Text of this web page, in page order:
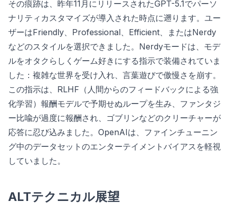
その痕跡は、昨年11月にリリースされたGPT-5.1でパーソ
ナリティカスタマイズが導入された時点に遡ります。ユー
ザーはFriendly、Professional、Efficient、またはNerdy
などのスタイルを選択できました。Nerdyモードは、モデ
ルをオタクらしくゲーム好きにする指示で装備されていま
した：複雑な世界を受け入れ、言葉遊びで傲慢さを崩す。
この指示は、RLHF（人間からのフィードバックによる強
化学習）報酬モデルで予期せぬループを生み、ファンタジ
ー比喩が過度に報酬され、ゴブリンなどのクリーチャーが
応答に忍び込みました。OpenAIは、ファインチューニン
グ中のデータセットのエンターテイメントバイアスを軽視
していました。
ALTテクニカル展望